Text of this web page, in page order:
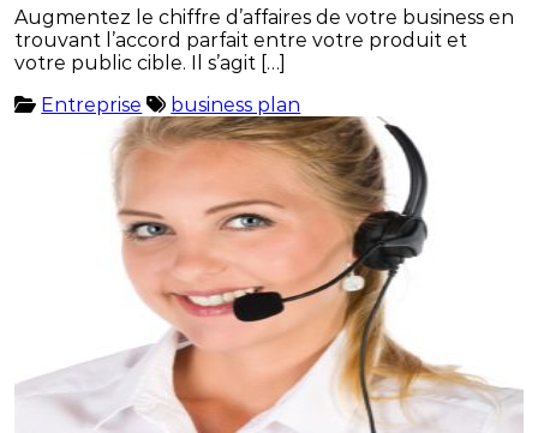
Augmentez le chiffre d’affaires de votre business en
trouvant l’accord parfait entre votre produit et
votre public cible. Il s’agit […]
Entreprise
business plan